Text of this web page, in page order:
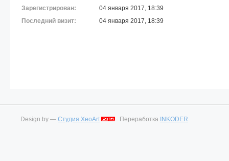
Зарегистрирован:
04 января 2017, 18:39
Последний визит:
04 января 2017, 18:39
Design by — Студия XeoArt Переработка INKODER